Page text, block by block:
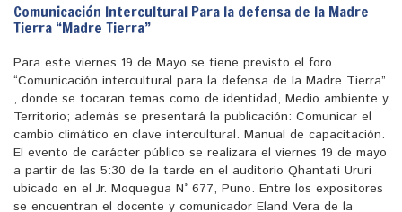
"Maestría en Religiones y culturas Andinas"
Comunicación Intercultural Para la defensa de la Madre
Tierra “Madre Tierra”
Para este viernes 19 de Mayo se tiene previsto el foro
“Comunicación intercultural para la defensa de la Madre Tierra”
, donde se tocaran temas como de identidad, Medio ambiente y
Territorio; además se presentará la publicación: Comunicar el
cambio climático en clave intercultural. Manual de capacitación.
El evento de carácter público se realizara el viernes 19 de mayo
a partir de las 5:30 de la tarde en el auditorio Qhantati Ururi
ubicado en el Jr. Moquegua N° 677, Puno. Entre los expositores
se encuentran el docente y comunicador Eland Vera de la